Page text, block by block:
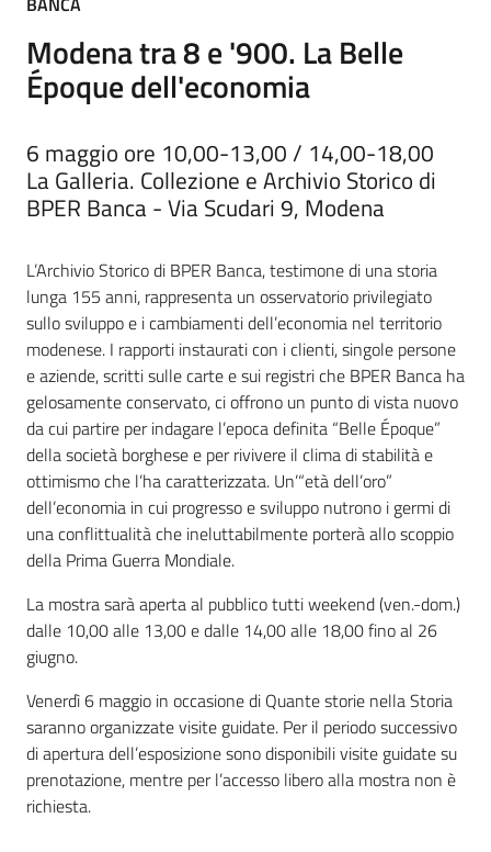
Mediateca
Guglielmi
su
Modena tra 8 e '900. La Belle
Époque dell'economia
6 maggio ore 10,00-13,00 / 14,00-18,00
La Galleria. Collezione e Archivio Storico di
BPER Banca - Via Scudari 9, Modena
L’Archivio Storico di BPER Banca, testimone di una storia
lunga 155 anni, rappresenta un osservatorio privilegiato
sullo sviluppo e i cambiamenti dell’economia nel territorio
modenese. I rapporti instaurati con i clienti, singole persone
e aziende, scritti sulle carte e sui registri che BPER Banca ha
gelosamente conservato, ci offrono un punto di vista nuovo
da cui partire per indagare l’epoca definita “Belle Époque”
della società borghese e per rivivere il clima di stabilità e
ottimismo che l’ha caratterizzata. Un’“età dell’oro”
dell’economia in cui progresso e sviluppo nutrono i germi di
una conflittualità che ineluttabilmente porterà allo scoppio
della Prima Guerra Mondiale.
La mostra sarà aperta al pubblico tutti weekend (ven.-dom.)
dalle 10,00 alle 13,00 e dalle 14,00 alle 18,00 fino al 26
giugno.
Venerdì 6 maggio in occasione di Quante storie nella Storia
saranno organizzate visite guidate. Per il periodo successivo
di apertura dell’esposizione sono disponibili visite guidate su
prenotazione, mentre per l’accesso libero alla mostra non è
richiesta.